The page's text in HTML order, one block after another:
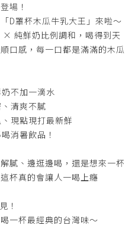
場！
D罩杯木瓜牛乳大王」來啦～
× 純鮮奶比例調和，喝得到天
口感，每一口都是滿滿的木瓜
不加一滴水
清爽不膩
現點現打最新鮮
消暑飲品！
膩、邊逛邊喝，還是想來一杯
杯真的會讓人一喝上癮
！
一杯最經典的台灣味～